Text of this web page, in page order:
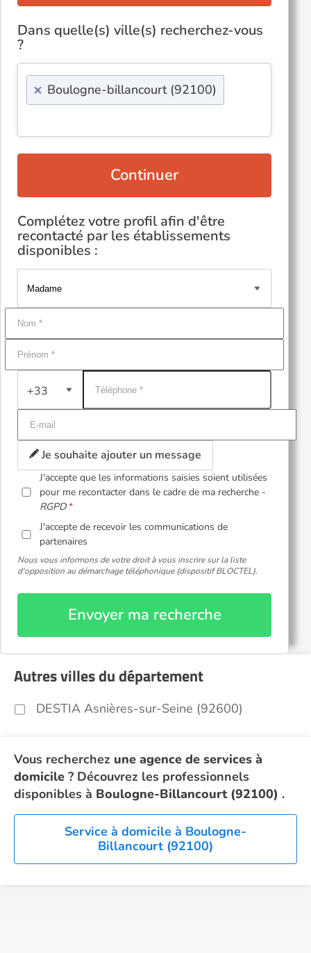
Dans quelle(s) ville(s) recherchez-vous
?
× Boulogne-billancourt (92100)
Continuer
Complétez votre profil afin d'être
recontacté par les établissements
disponibles :
+33
Je souhaite ajouter un message
J'accepte que les informations saisies soient utilisées
pour me recontacter dans le cadre de ma recherche -
RGPD
J'accepte de recevoir les communications de
partenaires
Nous vous informons de votre droit à vous inscrire sur la liste
d'opposition au démarchage téléphonique (dispositif BLOCTEL).
Envoyer ma recherche
Autres villes du département
DESTIA Asnières-sur-Seine (92600)
Vous recherchez une agence de services à
domicile ? Découvrez les professionnels
disponibles à Boulogne-Billancourt (92100) .
Service à domicile à Boulogne-
Billancourt (92100)